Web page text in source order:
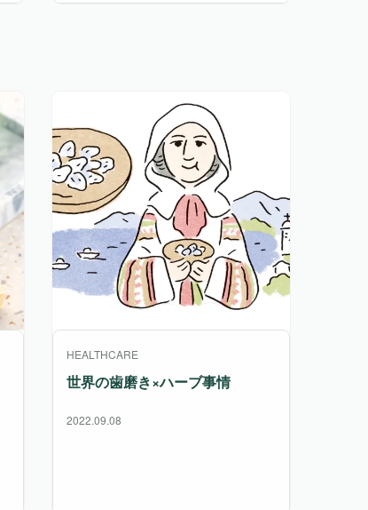
HEALTHCARE
世界の歯磨き×ハーブ事情
2022.09.08